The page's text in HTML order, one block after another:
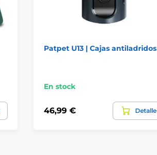
Patpet U13 | Cajas antiladridos
En stock
46,99 € Detalle